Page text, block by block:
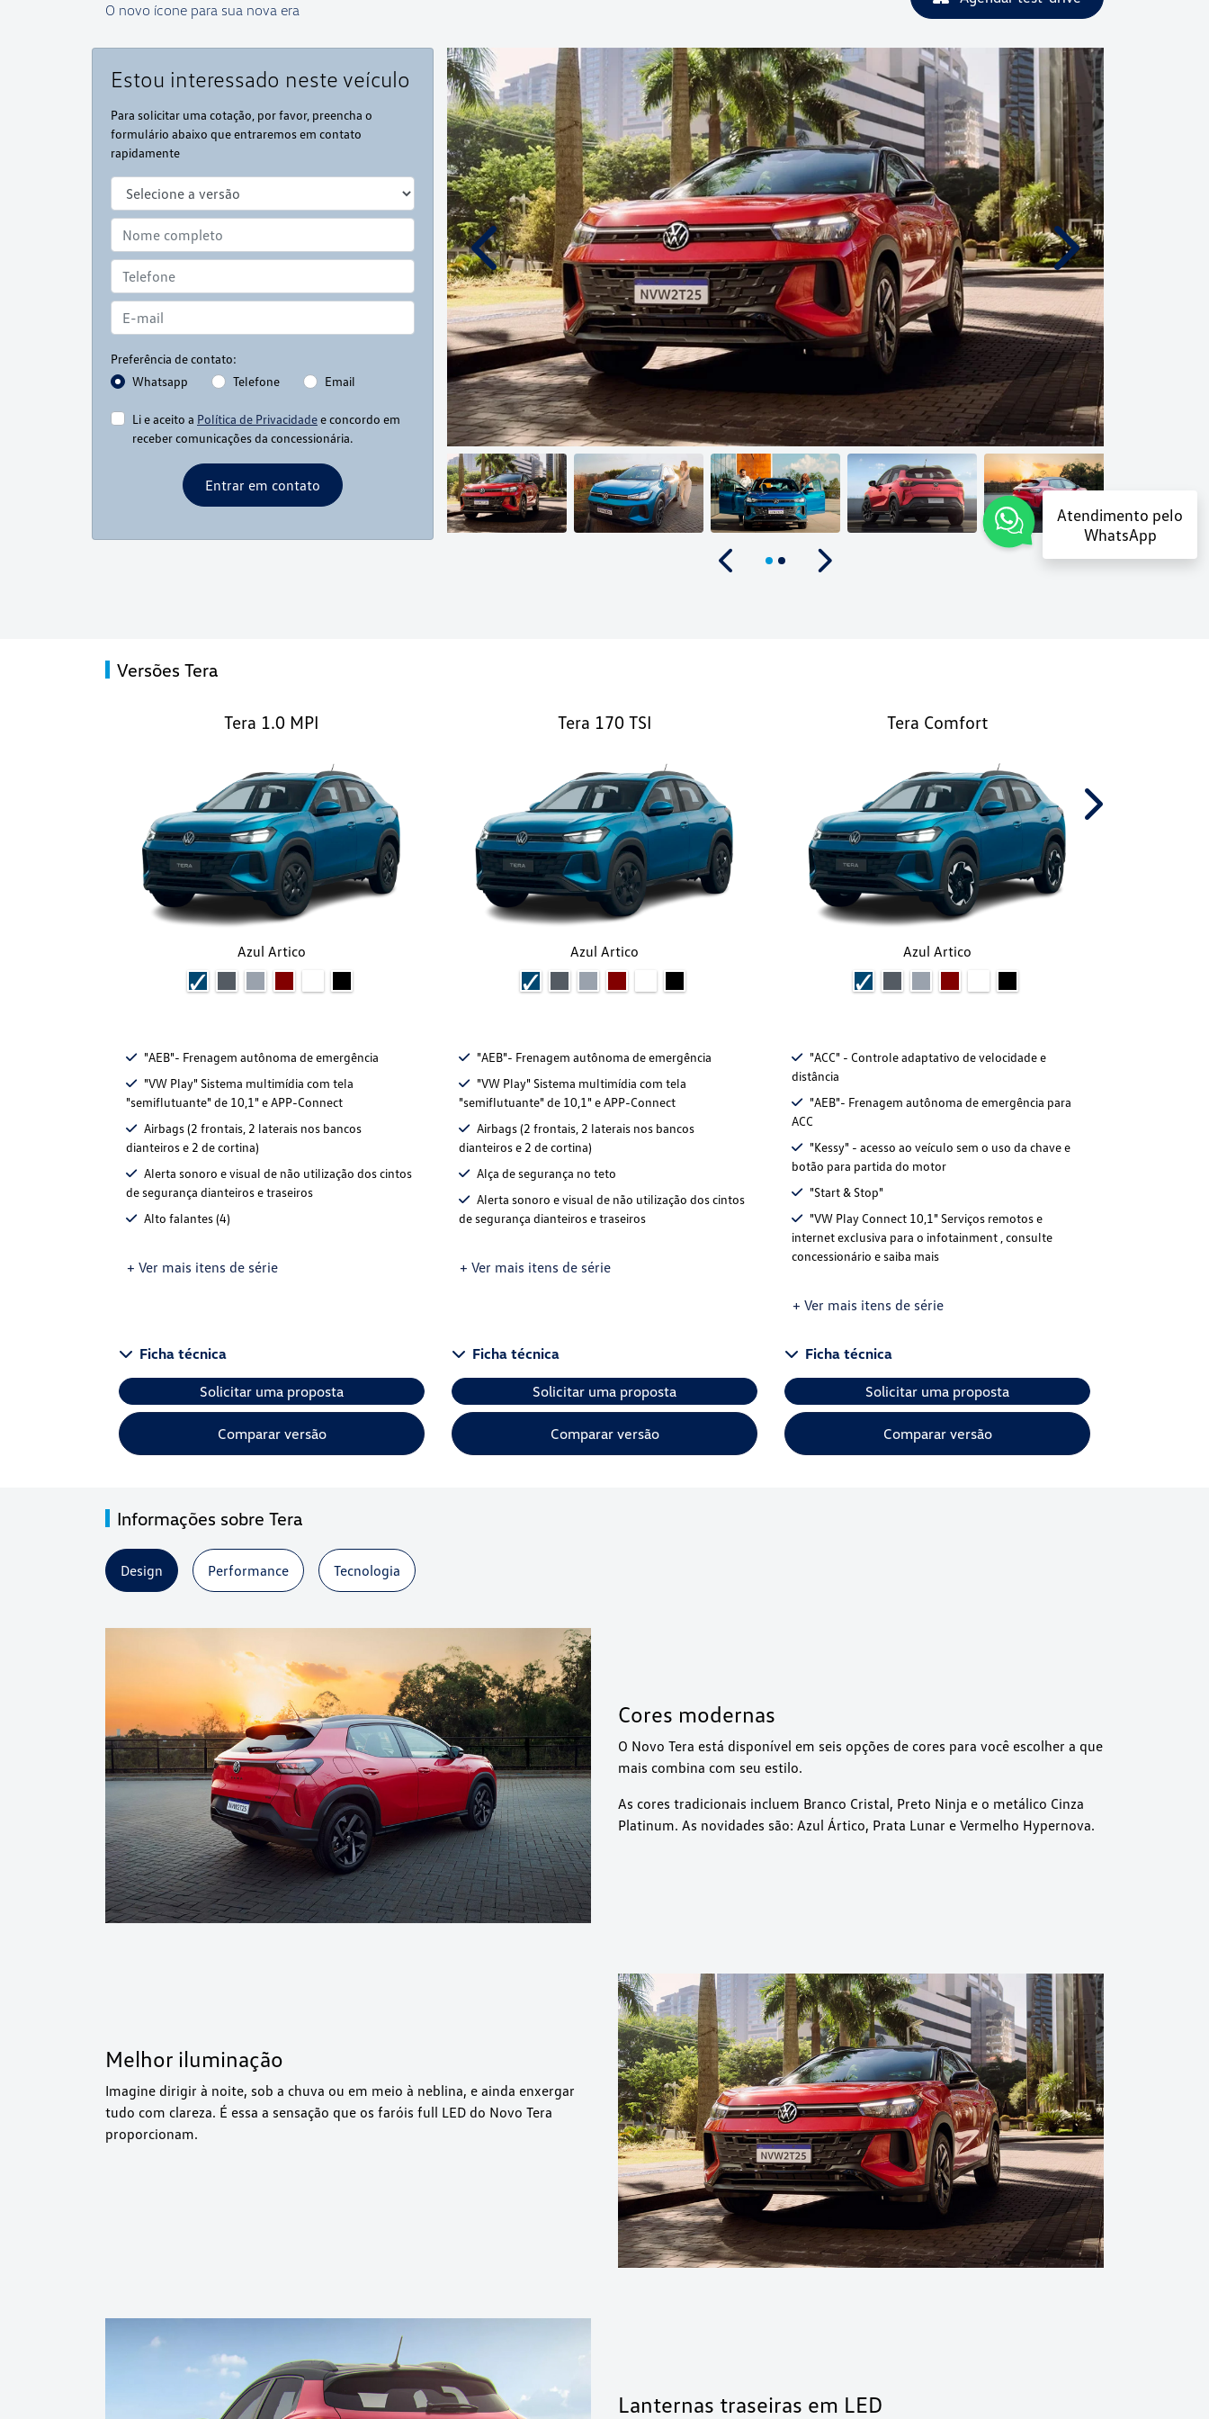
O novo ícone para sua nova era
Estou interessado neste veículo
Para solicitar uma cotação, por favor, preencha o
formulário abaixo que entraremos em contato
rapidamente
Preferência de contato:
Whatsapp
Telefone Email
Li e aceito a Política de Privacidadee concordo em
receber comunicações da concessionária.
Entrar em contato
Anterior Próximo
Anterior Próximo
Versões Tera
Tera 1.0 MPI
Azul Artico
"AEB"- Frenagem autônoma de emergência
"VW Play" Sistema multimídia com tela
"semiflutuante" de 10,1" e APP-Connect
Airbags (2 frontais, 2 laterais nos bancos
dianteiros e 2 de cortina)
Alerta sonoro e visual de não utilização dos cintos
de segurança dianteiros e traseiros
Alto falantes (4)
+ Ver mais itens de série
Ficha técnica
Solicitar uma proposta
Comparar versão
Tera 170 TSI
Azul Artico
"AEB"- Frenagem autônoma de emergência
"VW Play" Sistema multimídia com tela
"semiflutuante" de 10,1" e APP-Connect
Airbags (2 frontais, 2 laterais nos bancos
dianteiros e 2 de cortina)
Alça de segurança no teto
Alerta sonoro e visual de não utilização dos cintos
de segurança dianteiros e traseiros
+ Ver mais itens de série
Ficha técnica
Solicitar uma proposta
Comparar versão
Tera Comfort
Azul Artico
"ACC" - Controle adaptativo de velocidade e
distância
"AEB"- Frenagem autônoma de emergência para
ACC
"Kessy" - acesso ao veículo sem o uso da chave e
botão para partida do motor
"Start & Stop"
"VW Play Connect 10,1" Serviços remotos e
internet exclusiva para o infotainment , consulte
concessionário e saiba mais
+ Ver mais itens de série
Ficha técnica
Solicitar uma proposta
Comparar versão
Next
Informações sobre Tera
Design Performance Tecnologia
Cores modernas
O Novo Tera está disponível em seis opções de cores para você escolher a que
mais combina com seu estilo.
As cores tradicionais incluem Branco Cristal, Preto Ninja e o metálico Cinza
Platinum. As novidades são: Azul Ártico, Prata Lunar e Vermelho Hypernova.
Melhor iluminação
Imagine dirigir à noite, sob a chuva ou em meio à neblina, e ainda enxergar
tudo com clareza. É essa a sensação que os faróis full LED do Novo Tera
proporcionam.
Lanternas traseiras em LED
Atendimento pelo
WhatsApp